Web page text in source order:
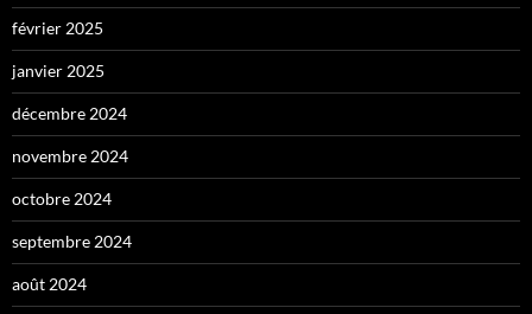
février 2025
janvier 2025
décembre 2024
novembre 2024
octobre 2024
septembre 2024
août 2024